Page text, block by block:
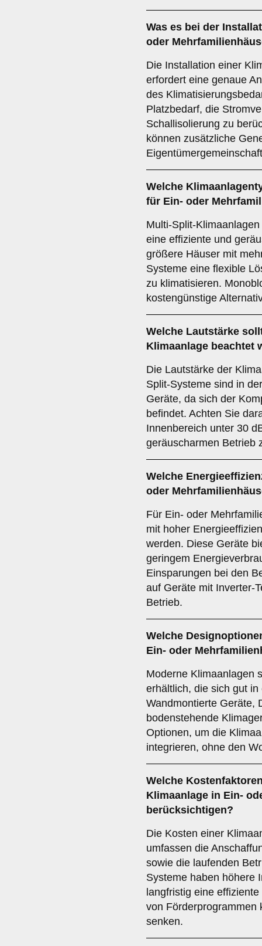
Was es bei der
oder
Die Installation einer
erfordert eine genaue
des
Platzbedarf, die
Schallisolierung zu
können zusätzliche
Welche
für Ein- oder
Multi-Split-
eine effiziente und
größere Häuser mit
Systeme eine flexible
zu klimatisieren.
kostengünstige
Welche Lautstärke
Klimaanlage beachtet
Die Lautstärke der
Split-Systeme sind in
Geräte, da sich der
befindet. Achten Sie
Innenbereich unter 30
geräuscharmen Betrieb
Welche
oder
Für Ein- oder
mit hoher
werden. Diese Geräte
geringem
Einsparungen bei den
auf Geräte mit Inverter-
Betrieb.
Welche
Ein- oder
Moderne Klimaanlagen
erhältlich, die sich gut
Wandmontierte Geräte,
bodenstehende
Optionen, um die
integrieren, ohne den
Welche
Klimaanlage in Ein-
berücksichtigen?
Die Kosten einer
umfassen die
sowie die laufenden
Systeme haben höhere
langfristig eine
von Förderprogrammen
senken.